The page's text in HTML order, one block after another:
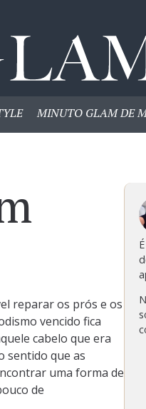
MINUTO GLAM DE
reparar os prós e os
vencido fica
cabelo que era
sentido que as
uma forma de
de